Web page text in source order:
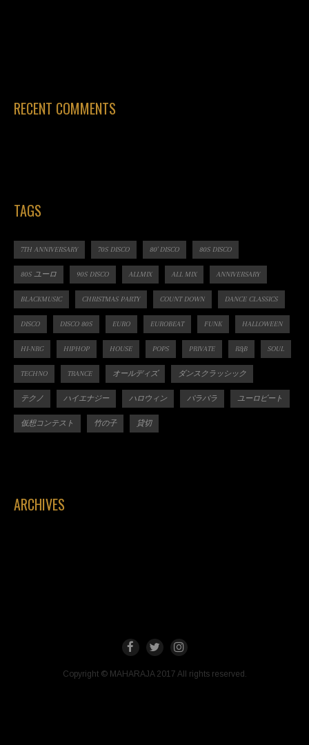
RECENT COMMENTS
TAGS
7TH ANNIVERSARY 70S DISCO 80' DISCO 80S DISCO
80S ユーロ 90S DISCO ALLMIX ALL MIX ANNIVERSARY
BLACKMUSIC CHRISTMAS PARTY COUNT DOWN DANCE CLASSICS
DISCO DISCO 80S EURO EUROBEAT FUNK HALLOWEEN
HI-NRG HIPHOP HOUSE POPS PRIVATE R&B SOUL
TECHNO TRANCE オールディズ ダンスクラッシック
テクノ ハイエナジー ハロウィン パラパラ ユーロビート
仮想コンテスト 竹の子 貸切
ARCHIVES
Copyright © MAHARAJA 2017 All rights reserved.